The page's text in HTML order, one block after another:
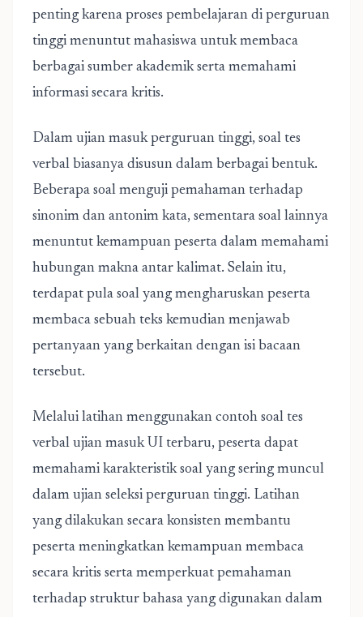
penting karena proses pembelajaran di perguruan
tinggi menuntut mahasiswa untuk membaca
berbagai sumber akademik serta memahami
informasi secara kritis.
Dalam ujian masuk perguruan tinggi, soal tes
verbal biasanya disusun dalam berbagai bentuk.
Beberapa soal menguji pemahaman terhadap
sinonim dan antonim kata, sementara soal lainnya
menuntut kemampuan peserta dalam memahami
hubungan makna antar kalimat. Selain itu,
terdapat pula soal yang mengharuskan peserta
membaca sebuah teks kemudian menjawab
pertanyaan yang berkaitan dengan isi bacaan
tersebut.
Melalui latihan menggunakan contoh soal tes
verbal ujian masuk UI terbaru, peserta dapat
memahami karakteristik soal yang sering muncul
dalam ujian seleksi perguruan tinggi. Latihan
yang dilakukan secara konsisten membantu
peserta meningkatkan kemampuan membaca
secara kritis serta memperkuat pemahaman
terhadap struktur bahasa yang digunakan dalam